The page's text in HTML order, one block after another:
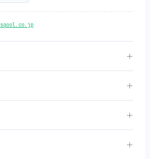
sqool.co.jp
＋
＋
＋
＋